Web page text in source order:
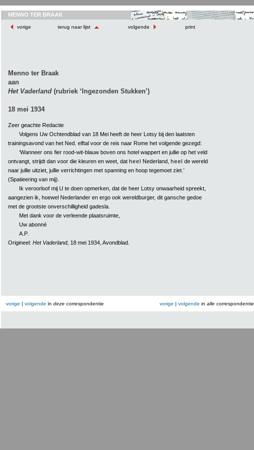
MENNO TER BRAAK
vorige terug naar lijst volgende print
Menno ter Braak
aan
Het Vaderland(rubriek ‘Ingezonden Stukken’)
18 mei 1934
Zeer geachte Redactie
Volgens Uw Ochtendblad van 18 Mei heeft de heer Lotsy bij den laatsten
trainingsavond van het Ned. elftal voor de reis naar Rome het volgende gezegd:
‘Wanneer ons fier rood-wit-blauw boven ons hotel wappert en jullie op het veld
ontvangt, strijdt dan voor die kleuren en weet, dat heel Nederland, heel de wereld
naar jullie uitziet, jullie verrichtingen met spanning en hoop tegemoet ziet.’
(Spatieering van mij).
Ik veroorloof mij U te doen opmerken, dat de heer Lotsy onwaarheid spreekt,
aangezien ik, hoewel Nederlander en ergo ook wereldburger, dit gansche gedoe
met de grootste onverschilligheid gadesla.
Met dank voor de verleende plaatsruimte,
Uw abonné
A.P.
Origineel: Het Vaderland, 18 mei 1934, Avondblad.
vorige | volgende in dezecorrespondentie vorige | volgende in allecorrespondentie